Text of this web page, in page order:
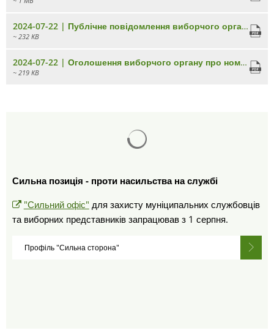
2024-07-22 | Публічне повідомлення виборчого органу про зберігання персональних даних.pdf
~ 232 KB
2024-07-22 | Оголошення виборчого органу про номінацію оцінювачів.pdf
~ 219 KB
Сильна позиція - проти насильства на службі
"Сильний офіс" для захисту муніципальних службовців
та виборних представників запрацював з 1 серпня.
Профіль "Сильна сторона"